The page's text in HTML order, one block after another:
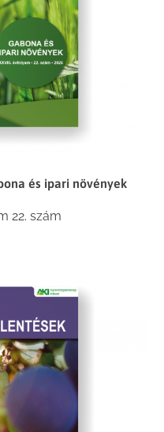
és ipari növények
22. szám